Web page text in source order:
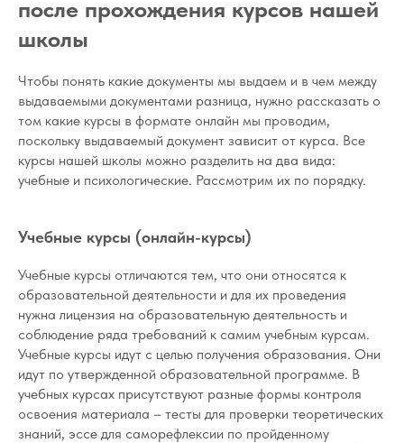
после прохождения курсов нашей
школы
Чтобы понять какие документы мы выдаем и в чем между
выдаваемыми документами разница, нужно рассказать о
том какие курсы в формате онлайн мы проводим,
поскольку выдаваемый документ зависит от курса. Все
курсы нашей школы можно разделить на два вида:
учебные и психологические. Рассмотрим их по порядку.
Учебные курсы (онлайн-курсы)
Учебные курсы отличаются тем, что они относятся к
образовательной деятельности и для их проведения
нужна лицензия на образовательную деятельность и
соблюдение ряда требований к самим учебным курсам.
Учебные курсы идут с целью получения образования. Они
идут по утвержденной образовательной программе. В
учебных курсах присутствуют разные формы контроля
освоения материала – тесты для проверки теоретических
знаний, эссе для саморефлексии по пройденному